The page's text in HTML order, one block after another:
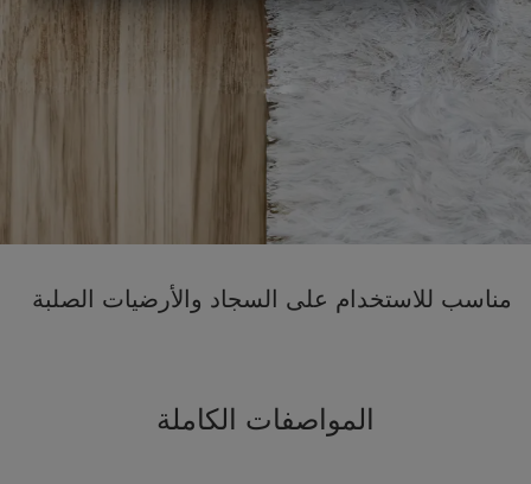
مناسب للاستخدام على السجاد والأرضيات الصلبة
المواصفات الكاملة